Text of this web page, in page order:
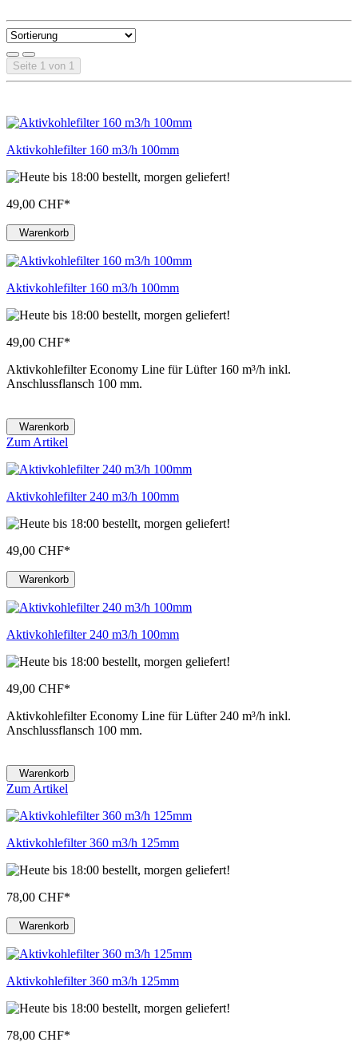
Seite 1 von 1
Aktivkohlefilter 160 m3/h 100mm
49,00 CHF*
Warenkorb
Aktivkohlefilter 160 m3/h 100mm
49,00 CHF*
Aktivkohlefilter Economy Line für Lüfter 160 m³/h inkl.
Anschlussflansch 100 mm.
Warenkorb
Zum Artikel
Aktivkohlefilter 240 m3/h 100mm
49,00 CHF*
Warenkorb
Aktivkohlefilter 240 m3/h 100mm
49,00 CHF*
Aktivkohlefilter Economy Line für Lüfter 240 m³/h inkl.
Anschlussflansch 100 mm.
Warenkorb
Zum Artikel
Aktivkohlefilter 360 m3/h 125mm
78,00 CHF*
Warenkorb
Aktivkohlefilter 360 m3/h 125mm
78,00 CHF*